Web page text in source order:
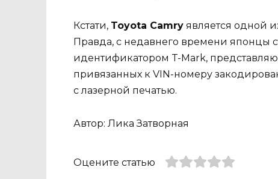
Кстати, Toyota Camry является одной
Правда, с недавнего времени японцы
идентификатором T-Mark,
привязанных к VIN-номеру
с лазерной печатью.
Автор: Лика Затворная
Оцените статью